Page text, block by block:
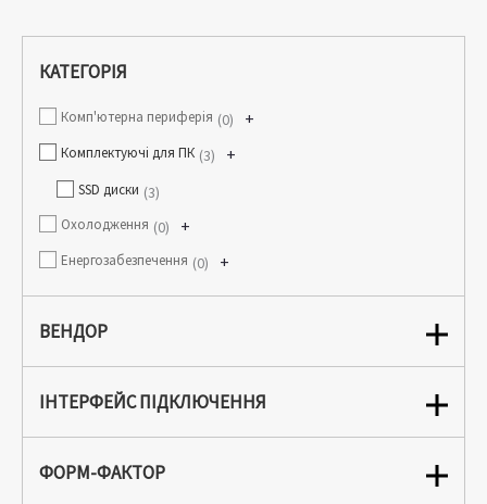
КАТЕГОРІЯ
Комп'ютерна периферія +
0
Комплектуючі для ПК +
3
SSD диски 3
Охолодження +
0
Енергозабезпечення +
0
ВЕНДОР
ІНТЕРФЕЙС ПІДКЛЮЧЕННЯ
ФОРМ-ФАКТОР